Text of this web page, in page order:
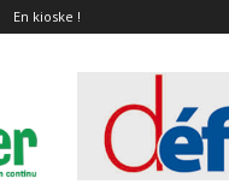
En kioske !